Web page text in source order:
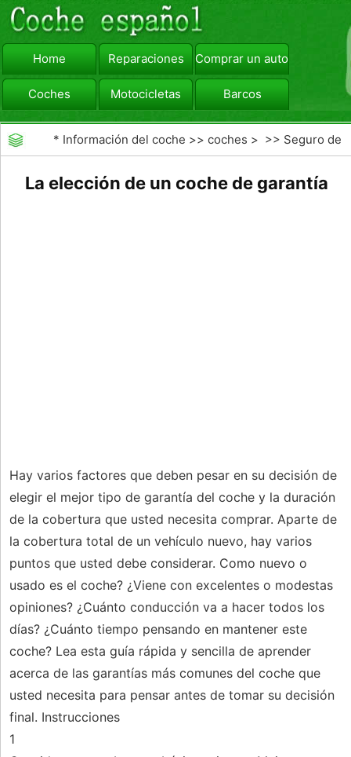
Home Reparaciones Comprar un automóvil
Coches Motocicletas Barcos
viajar Camiones
* Información del coche >>coches > >> Seguro de
La elección de un coche de garantía
Hay varios factores que deben pesar en su decisión de
elegir el mejor tipo de garantía del coche y la duración
de la cobertura que usted necesita comprar. Aparte de
la cobertura total de un vehículo nuevo, hay varios
puntos que usted debe considerar. Como nuevo o
usado es el coche? ¿Viene con excelentes o modestas
opiniones? ¿Cuánto conducción va a hacer todos los
días? ¿Cuánto tiempo pensando en mantener este
coche? Lea esta guía rápida y sencilla de aprender
acerca de las garantías más comunes del coche que
usted necesita para pensar antes de tomar su decisión
final. Instrucciones
1